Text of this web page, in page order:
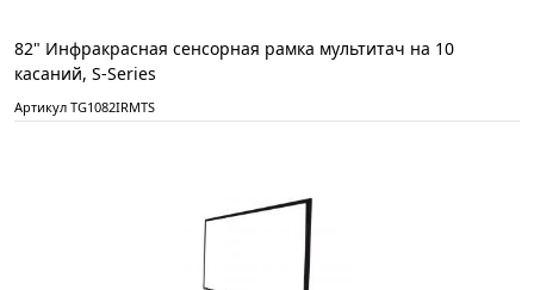
82" Инфракрасная сенсорная рамка мультитач на 10
касаний, S-Series
Артикул TG1082IRMTS